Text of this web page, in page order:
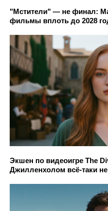
"Мстители" — не финал:
фильмы вплоть до 2028
Экшен по видеоигре The
Джилленхолом всё-таки не